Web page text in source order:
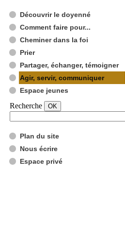
Découvrir le doyenné
Comment faire pour...
Cheminer dans la foi
Prier
Partager, échanger, témoigner
Agir, servir, communiquer
Espace jeunes
Recherche
Plan du site
Nous écrire
Espace privé